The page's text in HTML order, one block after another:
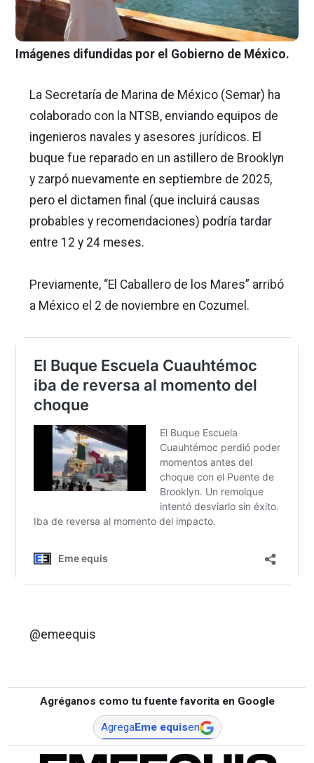
Imágenes difundidas por el Gobierno de México.
La Secretaría de Marina de México (Semar) ha
colaborado con la NTSB, enviando equipos de
ingenieros navales y asesores jurídicos. El
buque fue reparado en un astillero de Brooklyn
y zarpó nuevamente en septiembre de 2025,
pero el dictamen final (que incluirá causas
probables y recomendaciones) podría tardar
entre 12 y 24 meses.
Previamente, “El Caballero de los Mares” arribó
a México el 2 de noviembre en Cozumel.
@emeequis
Agréganos como tu fuente favorita en Google
AgregaEme equisen